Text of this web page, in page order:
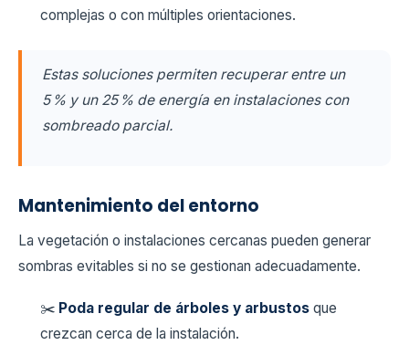
complejas o con múltiples orientaciones.
Estas soluciones permiten recuperar entre un
5 % y un 25 % de energía en instalaciones con
sombreado parcial.
Mantenimiento del entorno
La vegetación o instalaciones cercanas pueden generar
sombras evitables si no se gestionan adecuadamente.
✂️ Poda regular de árboles y arbustos que
crezcan cerca de la instalación.